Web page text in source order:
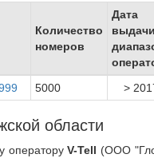
Количество
номеров
Дата
5000 >
области
операторуV-Tell (ООО